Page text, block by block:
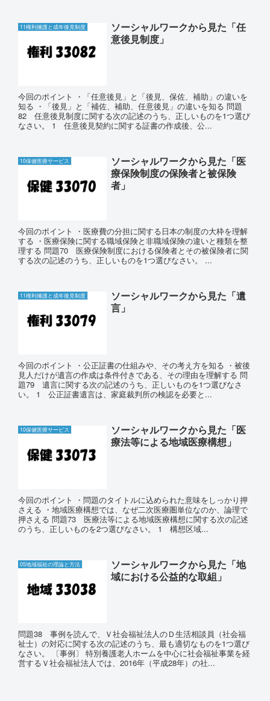
11権利擁護と成年後見制度
ソーシャルワークから見た「任
意後見制度」
今回のポイント ・「任意後見」と「後見、保佐、補助」の違いを
知る ・「後見」と「補佐、補助、任意後見」の違いを知る 問題
82 任意後見制度に関する次の記述のうち、正しいものを1つ選び
なさい。 1 任意後見契約に関する証書の作成後、公...
10保健医療サービス
ソーシャルワークから見た「医
療保険制度の保険者と被保険
者」
今回のポイント ・医療費の分担に関する日本の制度の大枠を理解
する ・医療保険に関する職域保険と非職域保険の違いと種類を整
理する 問題70 医療保険制度における保険者とその被保険者に関
する次の記述のうち、正しいものを1つ選びなさい。 ...
11権利擁護と成年後見制度
ソーシャルワークから見た「遺
言」
今回のポイント ・公正証書の仕組みや、その考え方を知る ・被後
見人だけが遺言の作成は条件付きである、その理由を理解する 問
題79 遺言に関する次の記述のうち、正しいものを1つ選びなさ
い。 1 公正証書遺言は、家庭裁判所の検認を必要と...
10保健医療サービス
ソーシャルワークから見た「医
療法等による地域医療構想」
今回のポイント ・問題のタイトルに込められた意味をしっかり押
さえる ・地域医療構想では、なぜ二次医療圏単位なのか、論理で
押さえる 問題73 医療法等による地域医療構想に関する次の記述
のうち、正しいものを2つ選びなさい。 1 構想区域...
05地域福祉の理論と方法
ソーシャルワークから見た「地
域における公益的な取組」
問題38 事例を読んで、Ｖ社会福祉法人のＤ生活相談員（社会福
祉士）の対応に関する次の記述のうち、最も適切なものを1つ選び
なさい。 〔事例〕 特別養護老人ホームを中心に社会福祉事業を経
営するＶ社会福祉法人では、2016年（平成28年）の社...